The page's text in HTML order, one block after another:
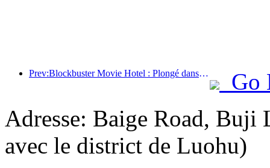
Prev:Blockbuster Movie Hotel : Plongé dans un voyage d'ombre et de lumière, Blockbuster Movie Hotel définit une nouvelle expérience de voyage
Go
Adresse: Baige Road, Buji
avec le district de Luohu)